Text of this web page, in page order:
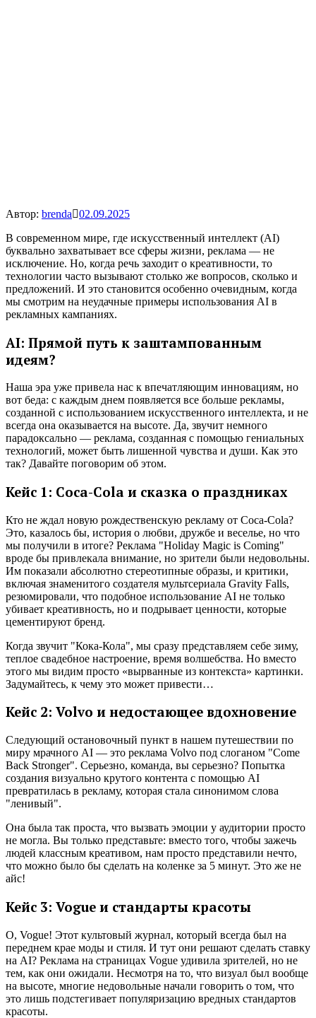
Автор: brenda
02.09.2025
В современном мире, где искусственный интеллект (AI)
буквально захватывает все сферы жизни, реклама — не
исключение. Но, когда речь заходит о креативности, то
технологии часто вызывают столько же вопросов, сколько и
предложений. И это становится особенно очевидным, когда
мы смотрим на неудачные примеры использования AI в
рекламных кампаниях.
AI: Прямой путь к заштампованным
идеям?
Наша эра уже привела нас к впечатляющим инновациям, но
вот беда: с каждым днем появляется все больше рекламы,
созданной с использованием искусственного интеллекта, и не
всегда она оказывается на высоте. Да, звучит немного
парадоксально — реклама, созданная с помощью гениальных
технологий, может быть лишенной чувства и души. Как это
так? Давайте поговорим об этом.
Кейс 1: Coca-Cola и сказка о праздниках
Кто не ждал новую рождественскую рекламу от Coca-Cola?
Это, казалось бы, история о любви, дружбе и веселье, но что
мы получили в итоге? Реклама "Holiday Magic is Coming"
вроде бы привлекала внимание, но зрители были недовольны.
Им показали абсолютно стереотипные образы, и критики,
включая знаменитого создателя мультсериала Gravity Falls,
резюмировали, что подобное использование AI не только
убивает креативность, но и подрывает ценности, которые
цементируют бренд.
Когда звучит "Кока-Кола", мы сразу представляем себе зиму,
теплое свадебное настроение, время волшебства. Но вместо
этого мы видим просто «вырванные из контекста» картинки.
Задумайтесь, к чему это может привести…
Кейс 2: Volvo и недостающее вдохновение
Следующий остановочный пункт в нашем путешествии по
миру мрачного AI — это реклама Volvo под слоганом "Come
Back Stronger". Серьезно, команда, вы серьезно? Попытка
создания визуально крутого контента с помощью AI
превратилась в рекламу, которая стала синонимом слова
"ленивый".
Она была так проста, что вызвать эмоции у аудитории просто
не могла. Вы только представьте: вместо того, чтобы зажечь
людей классным креативом, нам просто представили нечто,
что можно было бы сделать на коленке за 5 минут. Это же не
айс!
Кейс 3: Vogue и стандарты красоты
О, Vogue! Этот культовый журнал, который всегда был на
переднем крае моды и стиля. И тут они решают сделать ставку
на AI? Реклама на страницах Vogue удивила зрителей, но не
тем, как они ожидали. Несмотря на то, что визуал был вообще
на высоте, многие недовольные начали говорить о том, что
это лишь подстегивает популяризацию вредных стандартов
красоты.